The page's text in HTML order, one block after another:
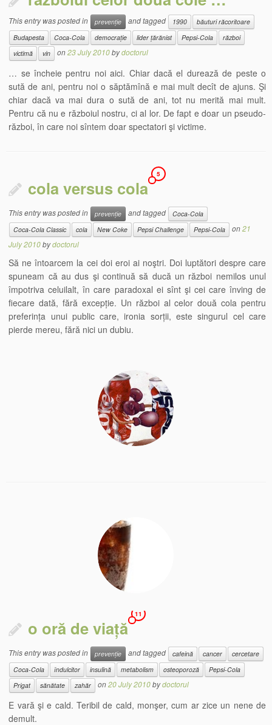
This entry was posted in prevenție and tagged 1990
băuturi răcoritoare
Budapesta
Coca-Cola democrație lider țărănist Pepsi-Cola
război
victimă
vin on23 July 2010bydoctorul
… se încheie pentru noi aici. Chiar dacă el durează de peste o
sută de ani, pentru noi o săptămînă e mai mult decît de ajuns. Şi
chiar dacă va mai dura o sută de ani, tot nu merită mai mult.
Pentru că nu e războiul nostru, ci al lor. De fapt e doar un pseudo-
război, în care noi sîntem doar spectatori şi victime.
cola versus cola
5
This entry was posted in prevenție and tagged
Coca-Cola
Coca-Cola Classic
cola New Coke Pepsi Challenge Pepsi-Cola on21
July 2010bydoctorul
Să ne întoarcem la cei doi eroi ai noştri. Doi luptători despre care
spuneam că au dus şi continuă să ducă un război nemilos unul
împotriva celuilalt, în care paradoxal ei sînt şi cei care înving de
fiecare dată, fără excepție. Un război al celor două cola pentru
preferința unui public care, ironia sorții, este singurul cel care
pierde mereu, fără nici un dubiu.
o oră de viață
11
This entry was posted in prevenție and tagged cafeină cancer
cercetare
Coca-Cola
îndulcitor insulină metabolism osteoporoză
Pepsi-Cola
Prigat
sănătate zahăr on20 July 2010bydoctorul
E vară şi e cald. Teribil de cald, monşer, cum ar zice un nene de
demult.